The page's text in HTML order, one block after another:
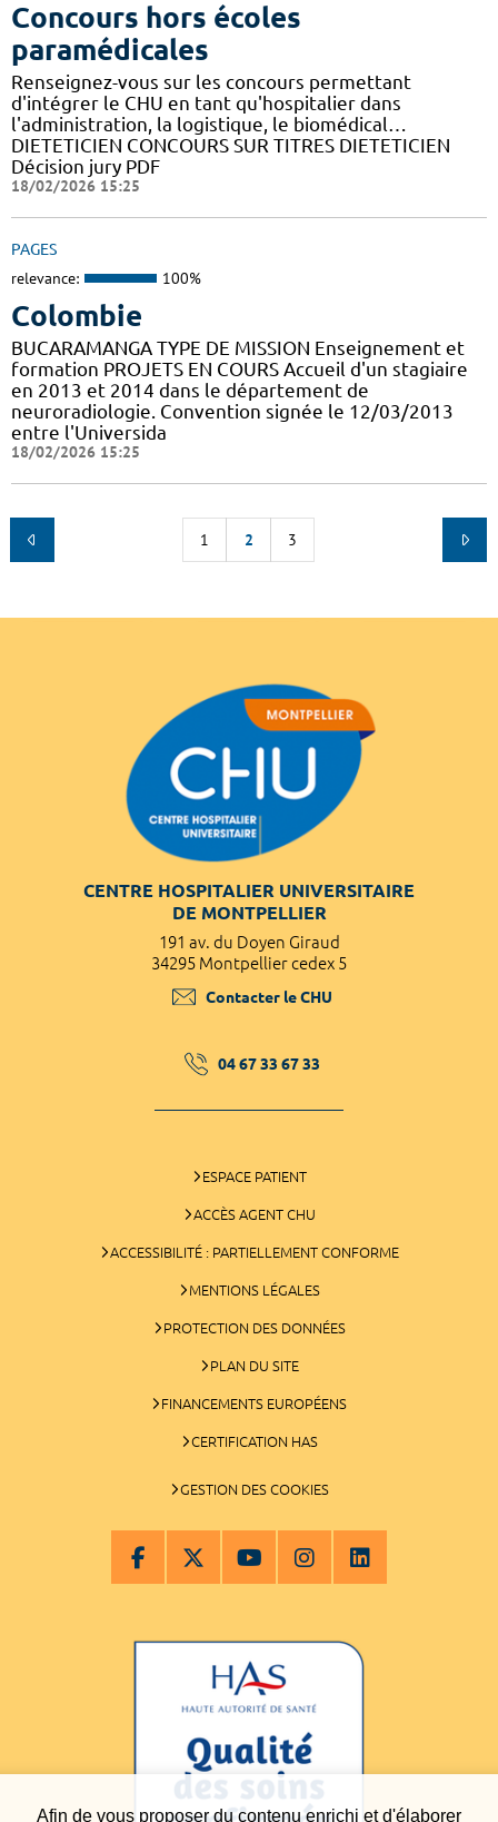
Afin de vous proposer du contenu enrichi et d'élaborer
Concours hors écoles
paramédicales
Renseignez-vous sur les concours permettant
d'intégrer le CHU en tant qu'hospitalier dans
l'administration, la logistique, le biomédical…
DIETETICIEN CONCOURS SUR TITRES DIETETICIEN
Décision jury PDF
18/02/2026 15:25
PAGES
relevance: 100%
Colombie
BUCARAMANGA TYPE DE MISSION Enseignement et
formation PROJETS EN COURS Accueil d'un stagiaire
en 2013 et 2014 dans le département de
neuroradiologie. Convention signée le 12/03/2013
entre l'Universida
18/02/2026 15:25
1 2 3
CENTRE HOSPITALIER UNIVERSITAIRE
DE MONTPELLIER
191 av. du Doyen Giraud
34295 Montpellier cedex 5
Contacter le CHU
04 67 33 67 33
ESPACE PATIENT
ACCÈS AGENT CHU
ACCESSIBILITÉ : PARTIELLEMENT CONFORME
MENTIONS LÉGALES
PROTECTION DES DONNÉES
PLAN DU SITE
FINANCEMENTS EUROPÉENS
CERTIFICATION HAS
GESTION DES COOKIES